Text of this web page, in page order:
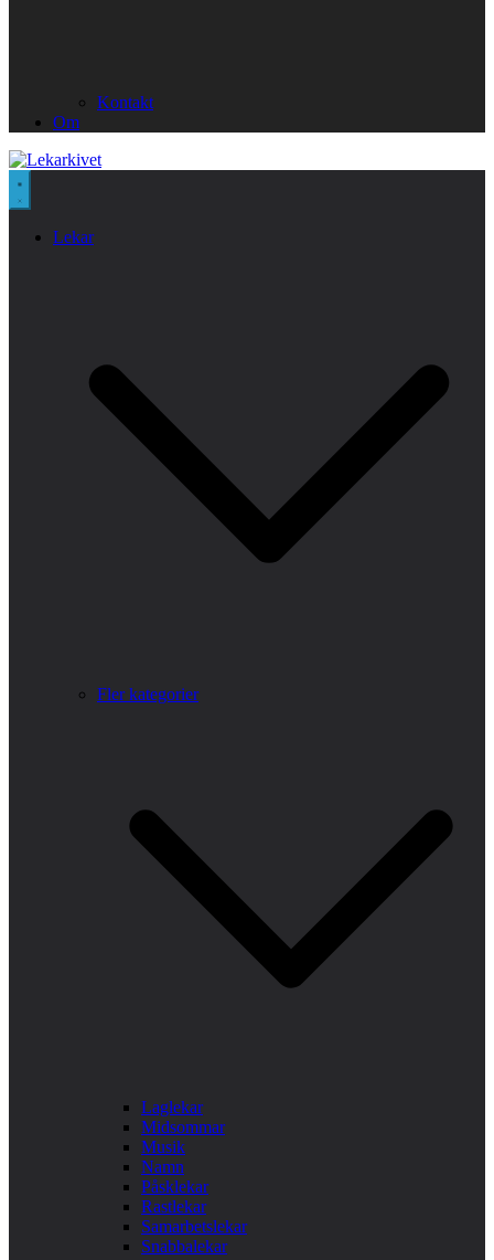
Kontakt
Om
Lekar
Fler kategorier
Laglekar
Midsommar
Musik
Namn
Påsklekar
Rastlekar
Samarbetslekar
Snabbalekar